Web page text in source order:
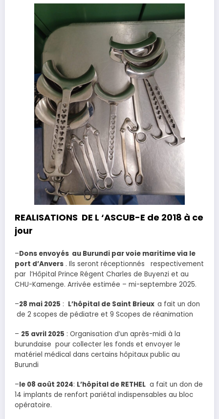
REALISATIONS DE L ‘ASCUB-E de 2018 à ce
jour
–Dons envoyés au Burundi par voie maritime via le
port d’Anvers . Ils seront réceptionnés respectivement
par l’Hôpital Prince Régent Charles de Buyenzi et au
CHU-Kamenge. Arrivée estimée – mi-septembre 2025.
–28 mai 2025 : L’hôpital de Saint Brieux a fait un don
de 2 scopes de pédiatre et 9 Scopes de réanimation
– 25 avril 2025 : Organisation d’un après-midi à la
burundaise pour collecter les fonds et envoyer le
matériel médical dans certains hôpitaux public au
Burundi
–le 08 août 2024: L’hôpital de RETHEL a fait un don de
14 implants de renfort pariétal indispensables au bloc
opératoire.